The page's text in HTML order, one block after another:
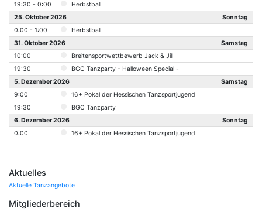
19:30 - 0:00
Herbstball
25. Oktober 2026
Sonntag
0:00 - 1:00
Herbstball
31. Oktober 2026
Samstag
10:00
Breitensportwettbewerb Jack & Jill
19:30
BGC Tanzparty - Halloween Special -
5. Dezember 2026
Samstag
9:00
16+ Pokal der Hessischen Tanzsportjugend
19:30
BGC Tanzparty
6. Dezember 2026
Sonntag
0:00
16+ Pokal der Hessischen Tanzsportjugend
Aktuelles
Aktuelle Tanzangebote
Mitgliederbereich